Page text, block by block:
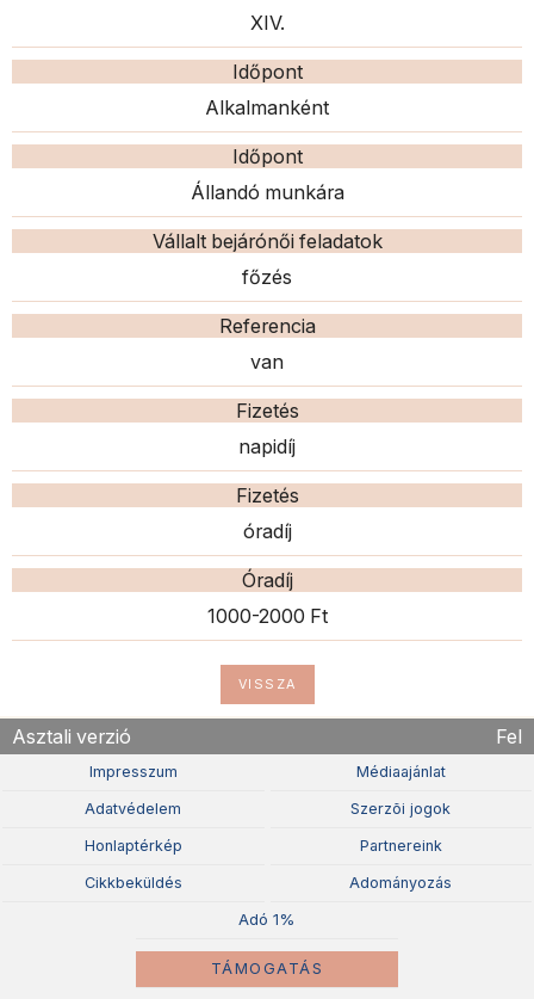
XIV.
Időpont
Alkalmanként
Időpont
Állandó munkára
Vállalt bejárónői feladatok
főzés
Referencia
van
Fizetés
napidíj
Fizetés
óradíj
Óradíj
1000-2000 Ft
VISSZA
Asztali verzió Fel
Impresszum Médiaajánlat
Adatvédelem Szerzõi jogok
Honlaptérkép Partnereink
Cikkbeküldés Adományozás
Adó 1%
TÁMOGATÁS